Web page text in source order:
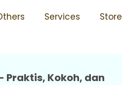
Services Store
Praktis, Kokoh, dan